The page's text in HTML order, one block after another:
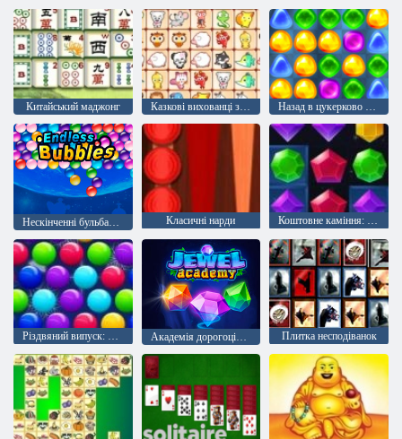
Китайський маджонг Казкові вихованці зв'язок Назад в цукерково країну: Епізод 1
Класичні нарди Коштовне каміння: Вибух
Різдвяний випуск: Забавні бульбашки Академія дорогоцінного каменю Плитка несподіванок